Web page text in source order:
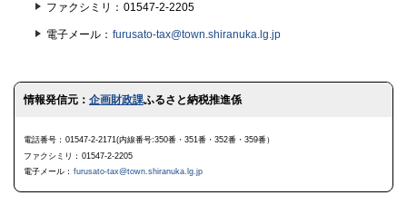
ファクシミリ 01547-2-2205
電子メール furusato-tax@town.shiranuka.lg.jp
ト
情報発信元： 企画財政課ふるさと納税推進係
電話番号
01547-2-2171(内線番号:350番・351番・352番・359番）
ファクシミリ
01547-2-2205
電子メール
furusato-tax@town.shiranuka.lg.jp